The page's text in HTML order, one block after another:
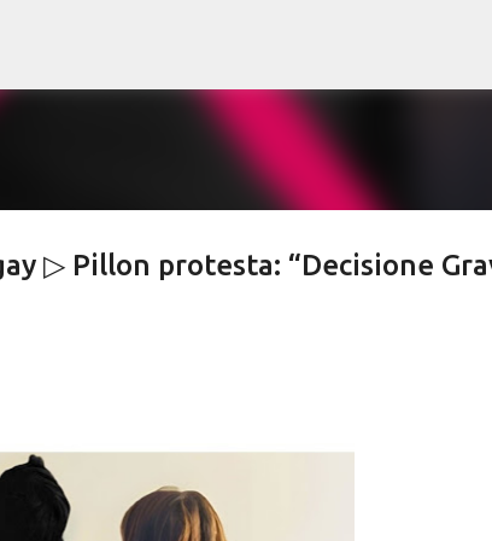
▷ Pillon protesta: “Decisione